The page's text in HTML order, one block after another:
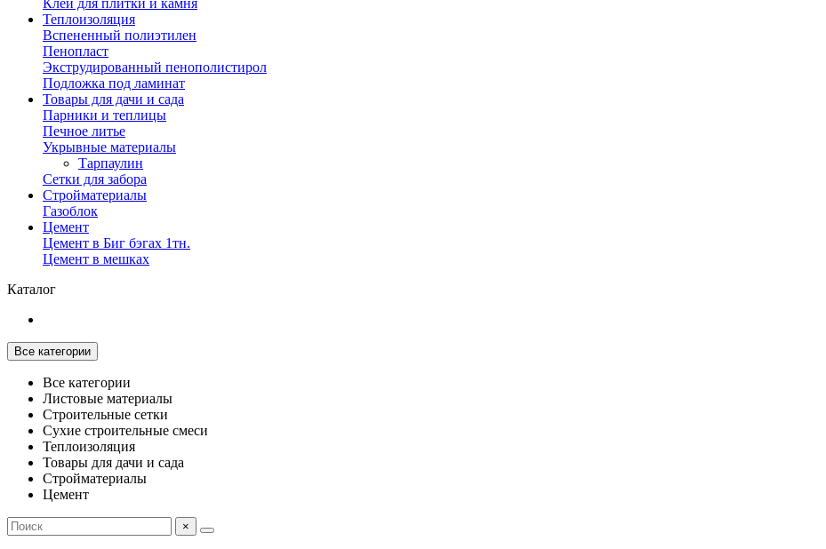
Клей для плитки и камня
Теплоизоляция
Вспененный полиэтилен
Пенопласт
Экструдированный пенополистирол
Подложка под ламинат
Товары для дачи и сада
Парники и теплицы
Печное литье
Укрывные материалы
Тарпаулин
Сетки для забора
Стройматериалы
Газоблок
Цемент
Цемент в Биг бэгах 1тн.
Цемент в мешках
Каталог
Все категории
Все категории
Листовые материалы
Строительные сетки
Сухие строительные смеси
Теплоизоляция
Товары для дачи и сада
Стройматериалы
Цемент
×